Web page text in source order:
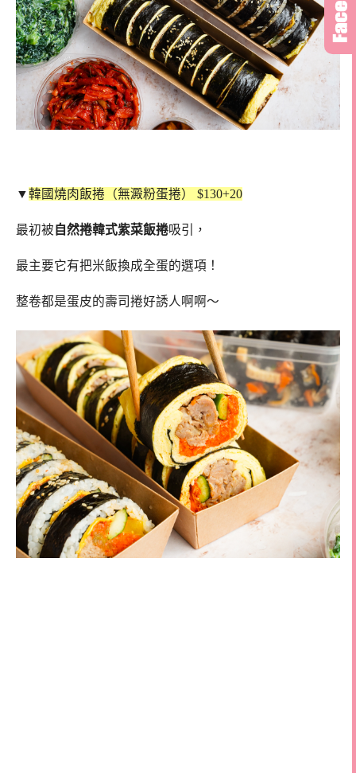
▼韓國燒肉飯捲（無澱粉蛋捲） $130+20
最初被 自然捲韓式紫菜飯捲吸引，
最主要它有把米飯換成全蛋的選項！
整卷都是蛋皮的壽司捲好誘人啊啊～